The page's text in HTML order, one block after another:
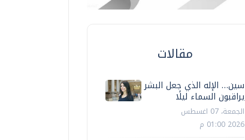
مقالات
سين… الإله الذي جعل البشر
يراقبون السماء ليلًا
الجمعة، 07 اغسطس
2026 01:00 م